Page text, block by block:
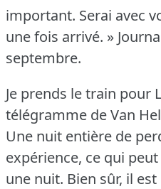
important. Serai avec
une fois arrivé. »
septembre.
Je prends le train pour
télégramme de Van
Une nuit entière de
expérience, ce qui
une nuit. Bien sûr, il